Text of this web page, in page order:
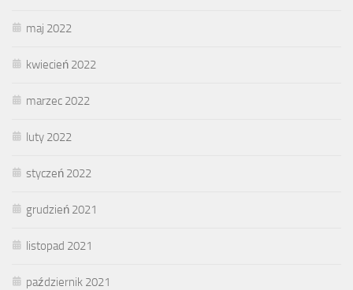
maj 2022
kwiecień 2022
marzec 2022
luty 2022
styczeń 2022
grudzień 2021
listopad 2021
październik 2021